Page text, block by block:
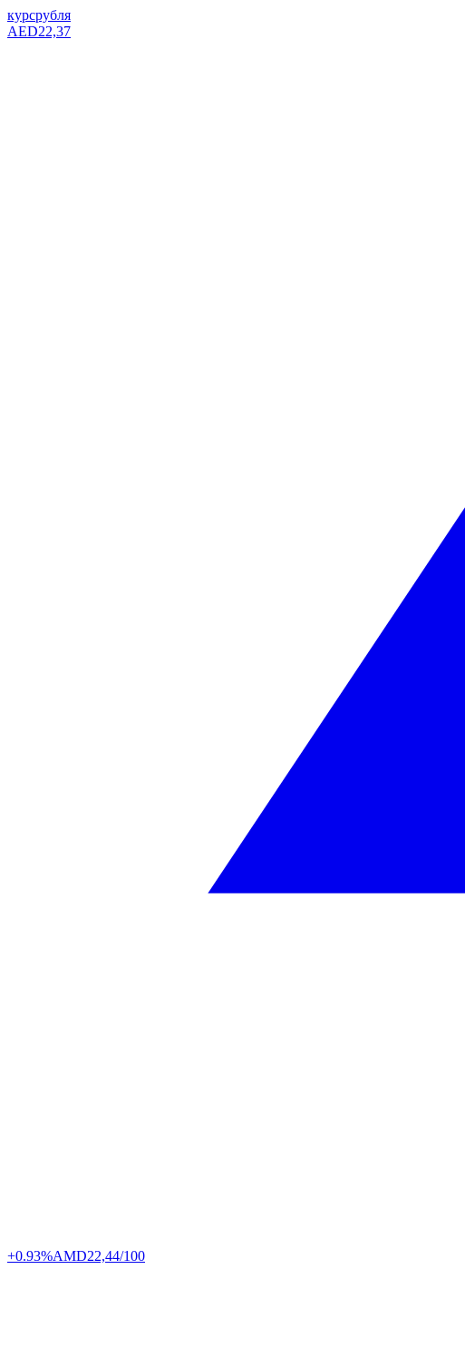
курсрубля
AED22,37
+0.93%AMD22,44/100